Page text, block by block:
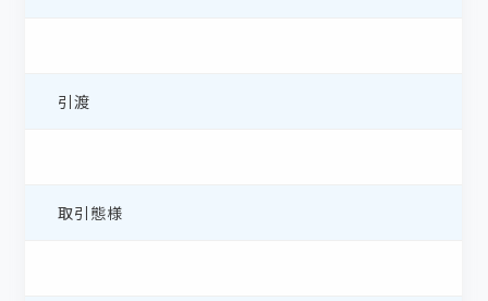
引渡
取引態様